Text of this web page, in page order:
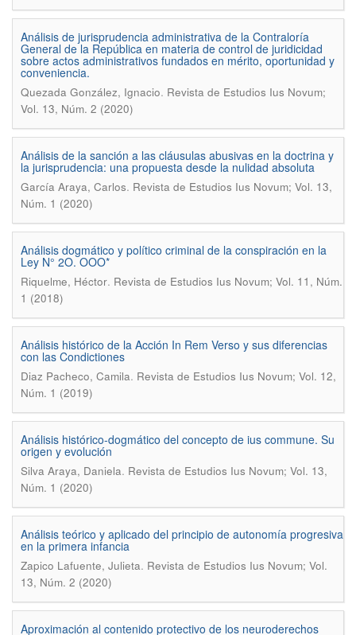
Análisis de jurisprudencia administrativa de la Contraloría
General de la República en materia de control de juridicidad
sobre actos administrativos fundados en mérito, oportunidad y
conveniencia.
Quezada González, Ignacio. Revista de Estudios Ius Novum;
Vol. 13, Núm. 2 (2020)
Análisis de la sanción a las cláusulas abusivas en la doctrina y
la jurisprudencia: una propuesta desde la nulidad absoluta
García Araya, Carlos. Revista de Estudios Ius Novum; Vol. 13,
Núm. 1 (2020)
Análisis dogmático y político criminal de la conspiración en la
Ley N° 2O. OOO*
Riquelme, Héctor. Revista de Estudios Ius Novum; Vol. 11, Núm.
1 (2018)
Análisis histórico de la Acción In Rem Verso y sus diferencias
con las Condictiones
Diaz Pacheco, Camila. Revista de Estudios Ius Novum; Vol. 12,
Núm. 1 (2019)
Análisis histórico-dogmático del concepto de ius commune. Su
origen y evolución
Silva Araya, Daniela. Revista de Estudios Ius Novum; Vol. 13,
Núm. 1 (2020)
Análisis teórico y aplicado del principio de autonomía progresiva
en la primera infancia
Zapico Lafuente, Julieta. Revista de Estudios Ius Novum; Vol.
13, Núm. 2 (2020)
Aproximación al contenido protectivo de los neuroderechos